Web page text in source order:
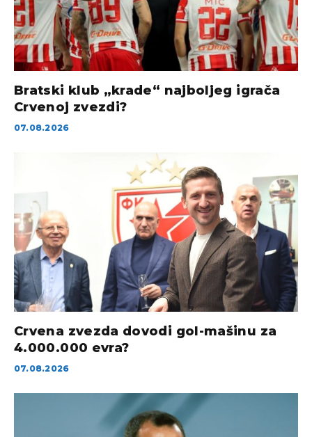
Bratski klub „krade“ najboljeg igrača
Crvenoj zvezdi?
07.08.2026
Crvena zvezda dovodi gol-mašinu za
4.000.000 evra?
07.08.2026